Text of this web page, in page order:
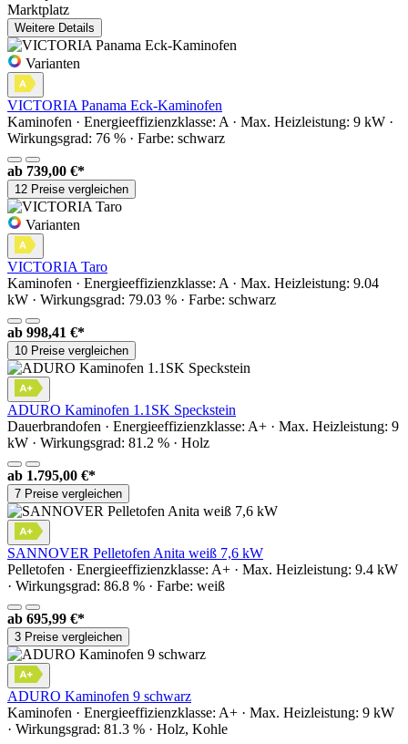
Marktplatz
Weitere Details
Varianten
VICTORIA Panama Eck-Kaminofen
Kaminofen · Energieeffizienzklasse: A · Max. Heizleistung: 9 kW ·
Wirkungsgrad: 76 % · Farbe: schwarz
ab 739,00 €*
12 Preise vergleichen
Varianten
VICTORIA Taro
Kaminofen · Energieeffizienzklasse: A · Max. Heizleistung: 9.04
kW · Wirkungsgrad: 79.03 % · Farbe: schwarz
ab 998,41 €*
10 Preise vergleichen
ADURO Kaminofen 1.1SK Speckstein
Dauerbrandofen · Energieeffizienzklasse: A+ · Max. Heizleistung: 9
kW · Wirkungsgrad: 81.2 % · Holz
ab 1.795,00 €*
7 Preise vergleichen
SANNOVER Pelletofen Anita weiß 7,6 kW
Pelletofen · Energieeffizienzklasse: A+ · Max. Heizleistung: 9.4 kW
· Wirkungsgrad: 86.8 % · Farbe: weiß
ab 695,99 €*
3 Preise vergleichen
ADURO Kaminofen 9 schwarz
Kaminofen · Energieeffizienzklasse: A+ · Max. Heizleistung: 9 kW
· Wirkungsgrad: 81.3 % · Holz, Kohle